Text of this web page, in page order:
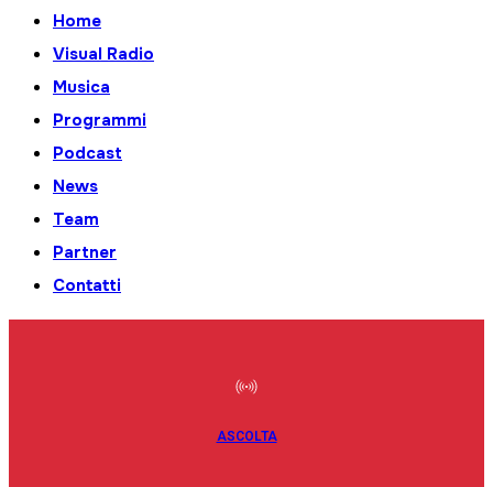
Home
Visual Radio
Musica
Programmi
Podcast
News
Team
Partner
Contatti
ASCOLTA